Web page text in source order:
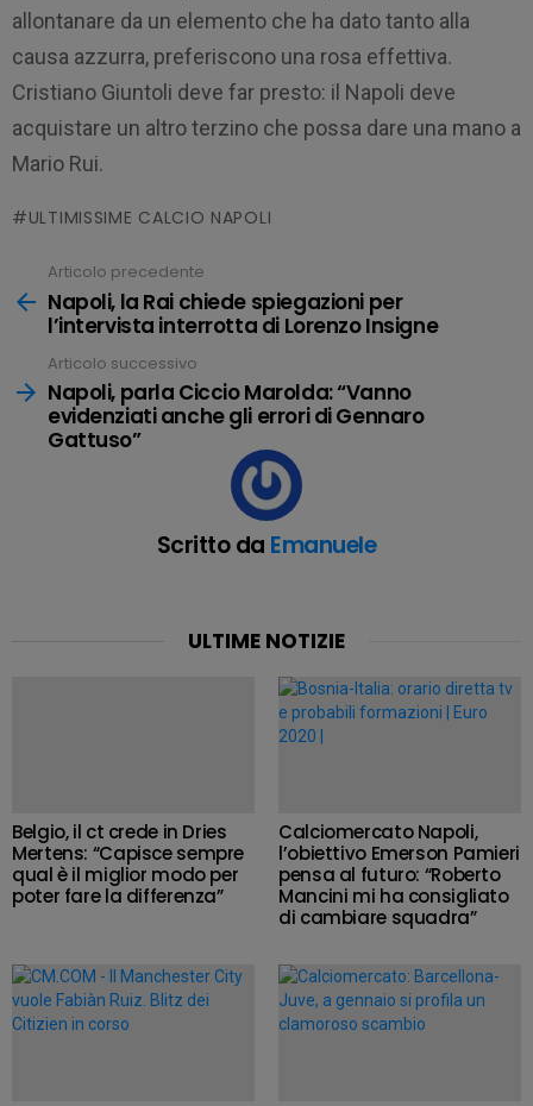
allontanare da un elemento che ha dato tanto alla
causa azzurra, preferiscono una rosa effettiva.
Cristiano Giuntoli deve far presto: il Napoli deve
acquistare un altro terzino che possa dare una mano a
Mario Rui.
ULTIMISSIME CALCIO NAPOLI
Leggi
tutto
Articolo precedente
Napoli, la Rai chiede spiegazioni per
l’intervista interrotta di Lorenzo Insigne
Articolo successivo
Napoli, parla Ciccio Marolda: “Vanno
evidenziati anche gli errori di Gennaro
Gattuso”
Scritto da Emanuele
ULTIME NOTIZIE
Belgio, il ct crede in Dries
Mertens: “Capisce sempre
qual è il miglior modo per
poter fare la differenza”
Calciomercato Napoli,
l’obiettivo Emerson Pamieri
pensa al futuro: “Roberto
Mancini mi ha consigliato
di cambiare squadra”